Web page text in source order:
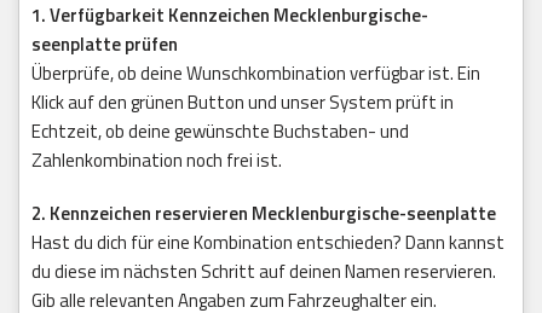
1. Verfügbarkeit Kennzeichen Mecklenburgische-
seenplatte prüfen
Überprüfe, ob deine Wunschkombination verfügbar ist. Ein
Klick auf den grünen Button und unser System prüft in
Echtzeit, ob deine gewünschte Buchstaben- und
Zahlenkombination noch frei ist.
2. Kennzeichen reservieren Mecklenburgische-seenplatte
Hast du dich für eine Kombination entschieden? Dann kannst
du diese im nächsten Schritt auf deinen Namen reservieren.
Gib alle relevanten Angaben zum Fahrzeughalter ein.